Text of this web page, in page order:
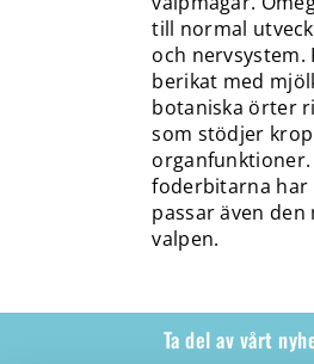
Ta del av vårt
till normal
och nervsystem.
berikat med
botaniska örter
som stödjer
organfunktioner.
foderbitarna har
passar även
valpen.